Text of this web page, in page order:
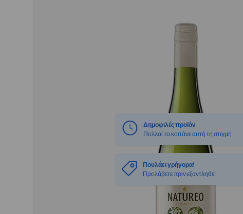
Δημοφιλές προϊόν
Πολλοί το κοιτάνε αυτή τη στιγμή
Πουλάει γρήγορα!
Προλάβετε πριν εξαντληθεί